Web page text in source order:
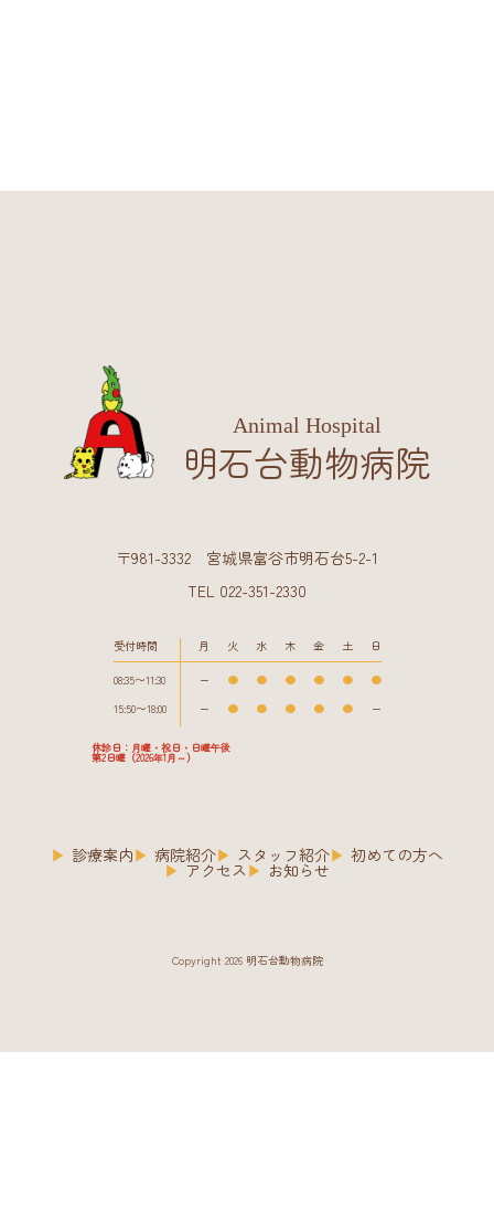
Animal Hospital
明石台動物病院
〒981-3332 宮城県富谷市明石台5-2-1
TEL 022-351-2330
受付時間 月 火 水 木 金 土 日
08:35〜11:30 ー ● ● ● ● ●
●
15:50〜18:00
ー ● ● ● ● ● ー
休診日：月曜・祝日・日曜午後
第2日曜（2026年1月～）
診療案内 病院紹介 スタッフ紹介 初めての方へ
アクセス お知らせ
Copyright 2026 明石台動物病院